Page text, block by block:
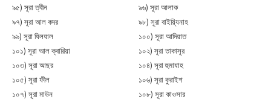
৯৫) সূরা ত্বীন
৯৬) সূরা আলাক
৯৭) সূরা আল কদর
৯৮) সূরা বাইয়্যিনাহ
৯৯) সূরা যিলযাল
১০০) সূরা আদিয়াত
১০১) সূরা আল ক্বারিয়া
১০২) সূরা তাকাসূর
১০৩) সূরা আছর
১০৪) সূরা হুমাযাহ
১০৫) সূরা ফীল
১০৬) সূরা কুরাইশ
১০৭) সূরা মাউন
১০৮) সূরা কাওসার